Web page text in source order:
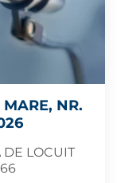
NR.
DE LOCUIT